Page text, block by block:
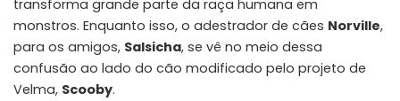
transforma grande parte da raça humana em
monstros. Enquanto isso, o adestrador de cães Norville,
para os amigos, Salsicha, se vê no meio dessa
confusão ao lado do cão modificado pelo projeto de
Velma, Scooby.